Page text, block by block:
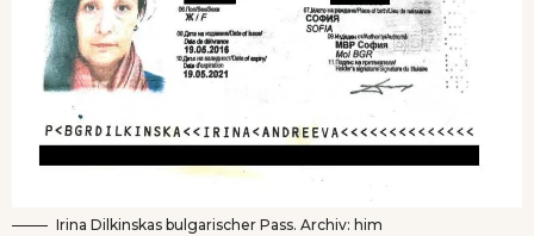
Irina Dilkinskas bulgarischer Pass. Archiv: him